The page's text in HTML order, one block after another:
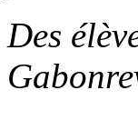
Des